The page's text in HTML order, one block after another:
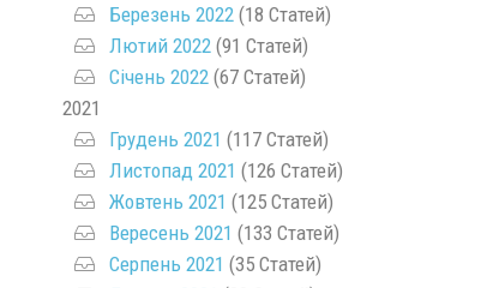
Березень 2022(18 Статей)
Лютий 2022(91 Статей)
Січень 2022(67 Статей)
2021
Грудень 2021 (117 Статей)
Листопад 2021 (126 Статей)
Жовтень 2021 (125 Статей)
Вересень 2021 (133 Статей)
Серпень 2021 (35 Статей)